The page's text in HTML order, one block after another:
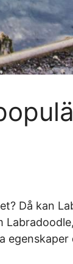
Då kan